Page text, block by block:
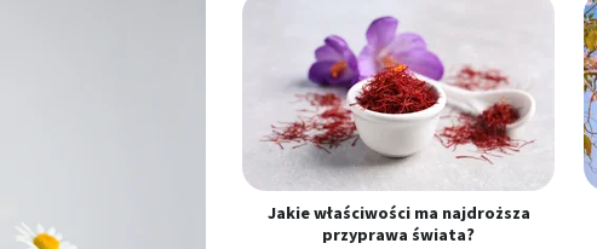
Jakie właściwości ma najdroższa
przyprawa świata?